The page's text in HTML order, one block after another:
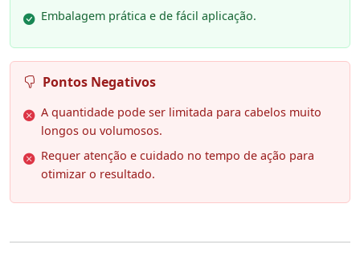
Embalagem prática e de fácil aplicação.
Pontos Negativos
A quantidade pode ser limitada para cabelos muito
longos ou volumosos.
Requer atenção e cuidado no tempo de ação para
otimizar o resultado.